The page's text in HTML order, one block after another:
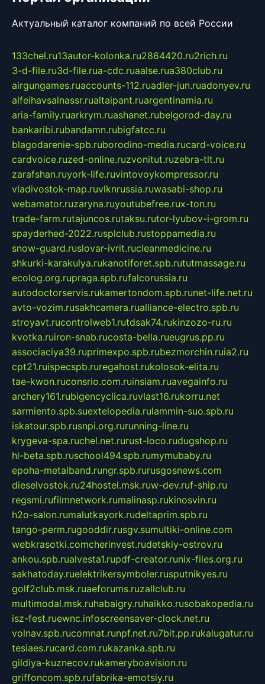
Актуальный каталог компаний по всей России
133chel.ru13autor-kolonka.ru2864420.ru2rich.ru
3-d-file.ru3d-file.rua-cdc.ruaalse.rua380club.ru
airgungames.ruaccounts-112.ruadler-jun.ruadonyev.ru
alfeihavsalnassr.rualtaipant.ruargentinamia.ru
aria-family.ruarkrym.ruashanet.rubelgorod-day.ru
bankaribi.rubandamn.rubigfatcc.ru
blagodarenie-spb.ruborodino-media.rucard-voice.ru
cardvoice.ruzed-online.ruzvonitut.ruzebra-tlt.ru
zarafshan.ruyork-life.ruvintovoykompressor.ru
vladivostok-map.ruvlknrussia.ruwasabi-shop.ru
webamator.ruzaryna.ruyoutubefree.rux-ton.ru
trade-farm.rutajuncos.rutaksu.rutor-lyubov-i-grom.ru
spayderhed-2022.rusplclub.rustoppamedia.ru
snow-guard.ruslovar-ivrit.rucleanmedicine.ru
shkurki-karakulya.rukanotiforet.spb.rututmassage.ru
ecolog.org.rupraga.spb.rufalcorussia.ru
autodoctorservis.rukamertondom.spb.runet-life.net.ru
avto-vozim.rusakhcamera.rualliance-electro.spb.ru
stroyavt.rucontrolweb1.rutdsak74.rukinzozo-ru.ru
kvotka.ruiron-snab.rucosta-bella.rueugrus.pp.ru
associaciya39.ruprimexpo.spb.rubezmorchin.ruia2.ru
cpt21.ruispecspb.ruregahost.rukolosok-elita.ru
tae-kwon.ruconsrio.com.ruinsiam.ruavegainfo.ru
archery161.rubigencyclica.ruvlast16.rukorru.net
sarmiento.spb.suextelopedia.rulammin-suo.spb.ru
iskatour.spb.rusnpi.org.rurunning-line.ru
krygeva-spa.ruchel.net.rurust-loco.rudugshop.ru
hl-beta.spb.ruschool494.spb.rumymubaby.ru
epoha-metalband.rungr.spb.rurusgosnews.com
dieselvostok.ru24hostel.msk.ruw-dev.ruf-ship.ru
regsmi.rufilmnetwork.rumalinasp.rukinosvin.ru
h2o-salon.rumalutkayork.rudeltaprim.spb.ru
tango-perm.rugooddir.rusgv.sumultiki-online.com
webkrasotki.comcherinvest.rudetskiy-ostrov.ru
ankou.spb.rualvesta1.rupdf-creator.runix-files.org.ru
sakhatoday.ruelektrikersymboler.rusputnikyes.ru
golf2club.msk.ruaeforums.ruzallclub.ru
multimodal.msk.ruhabaigry.ruhaikko.rusobakopedia.ru
isz-fest.ruewnc.infoscreensaver-clock.net.ru
volnav.spb.rucomnat.runpf.net.ru7bit.pp.rukalugatur.ru
tesiaes.rucard.com.rukazanka.spb.ru
gildiya-kuznecov.rukameryboavision.ru
griffoncom.spb.rufabrika-emotsiy.ru